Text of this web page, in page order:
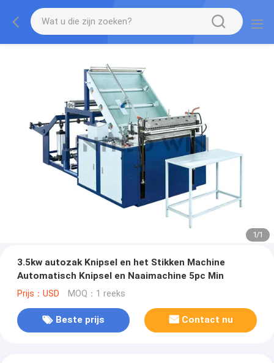
1/1
3.5kw autozak Knipsel en het Stikken Machine
Automatisch Knipsel en Naaimachine 5pc Min
Prijs：USD MOQ：1 reeks
Beste prijs Contact nu